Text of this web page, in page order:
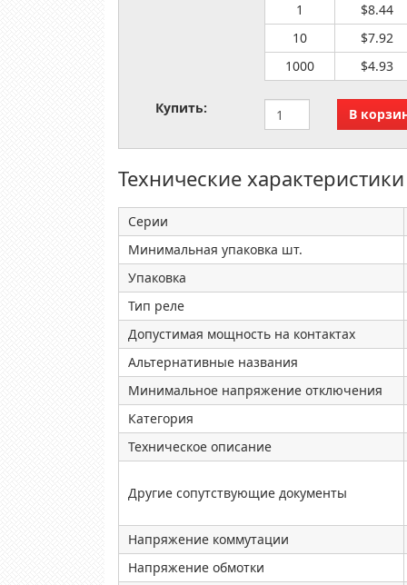
1
$8.44
10
$7.92
1000
$4.93
Купить:
Технические характеристики
Серии
Минимальная упаковка шт.
Упаковка
Тип реле
Допустимая мощность на контактах
Альтернативные названия
Минимальное напряжение отключения
Категория
Техническое описание
Другие сопутствующие документы
Напряжение коммутации
Напряжение обмотки